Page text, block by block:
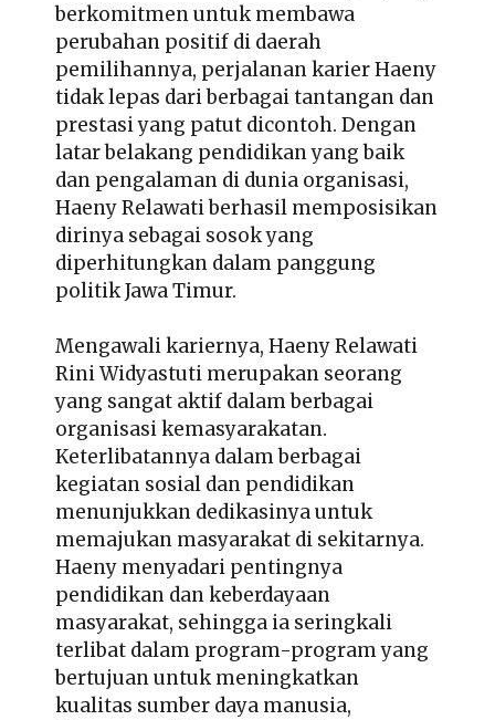
berkomitmen untuk membawa
perubahan positif di daerah
pemilihannya, perjalanan karier Haeny
tidak lepas dari berbagai tantangan dan
prestasi yang patut dicontoh. Dengan
latar belakang pendidikan yang baik
dan pengalaman di dunia organisasi,
Haeny Relawati berhasil memposisikan
dirinya sebagai sosok yang
diperhitungkan dalam panggung
politik Jawa Timur.
Mengawali kariernya, Haeny Relawati
Rini Widyastuti merupakan seorang
yang sangat aktif dalam berbagai
organisasi kemasyarakatan.
Keterlibatannya dalam berbagai
kegiatan sosial dan pendidikan
menunjukkan dedikasinya untuk
memajukan masyarakat di sekitarnya.
Haeny menyadari pentingnya
pendidikan dan keberdayaan
masyarakat, sehingga ia seringkali
terlibat dalam program-program yang
bertujuan untuk meningkatkan
kualitas sumber daya manusia,